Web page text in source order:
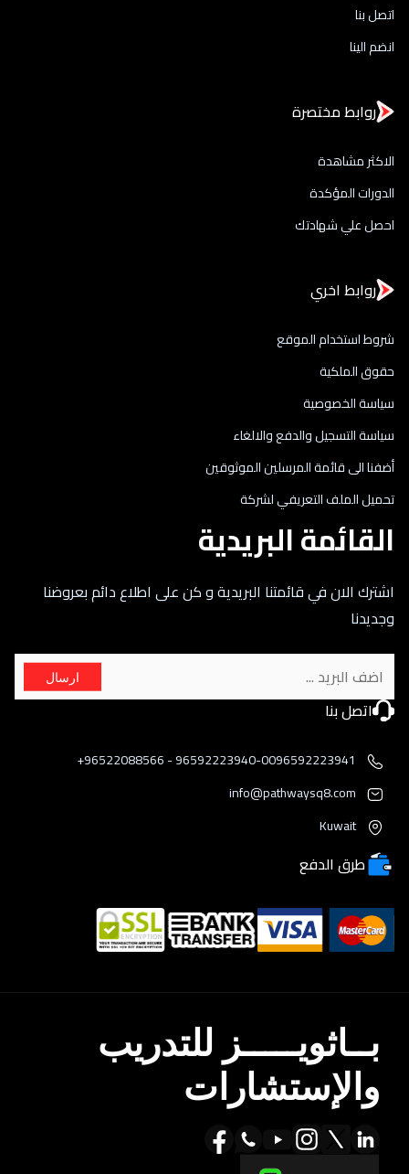
اتصل بنا
انضم الينا
روابط مختصرة
الاكثر مشاهدة
الدورات المؤكدة
احصل علي شهادتك
روابط اخري
شروط استخدام الموقع
حقوق الملكية
سياسة الخصوصية
سياسة التسجيل والدفع والالغاء
أضفنا الى قائمة المرسلين الموثوقين
تحميل الملف التعريفي لشركة
القائمة البريدية
اشترك الان في قائمتنا البريدية و كن على اطلاع دائم بعروضنا
وجديدنا
ارسال
اتصل بنا
96592223940-0096592223941 - 96522088566+
info@pathwaysq8.com
Kuwait
طرق الدفع
بــاثويـــــز للتدريب
والإستشارات